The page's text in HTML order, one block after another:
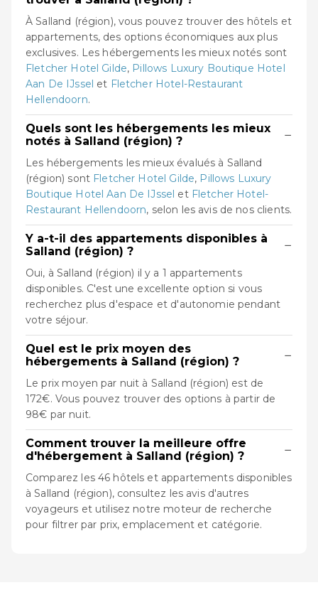
À Salland (région), vous pouvez trouver des hôtels et
appartements, des options économiques aux plus
exclusives. Les hébergements les mieux notés sont
Fletcher Hotel Gilde, Pillows Luxury Boutique Hotel
Aan De IJssel et Fletcher Hotel-Restaurant
Hellendoorn.
Quels sont les hébergements les mieux
notés à Salland (région) ?
−
Les hébergements les mieux évalués à Salland
(région) sont Fletcher Hotel Gilde, Pillows Luxury
Boutique Hotel Aan De IJssel et Fletcher Hotel-
Restaurant Hellendoorn, selon les avis de nos clients.
Y a-t-il des appartements disponibles à
Salland (région) ?
−
Oui, à Salland (région) il y a 1 appartements
disponibles. C'est une excellente option si vous
recherchez plus d'espace et d'autonomie pendant
votre séjour.
Quel est le prix moyen des
hébergements à Salland (région) ?
−
Le prix moyen par nuit à Salland (région) est de
172€. Vous pouvez trouver des options à partir de
98€ par nuit.
Comment trouver la meilleure offre
d'hébergement à Salland (région) ?
−
Comparez les 46 hôtels et appartements disponibles
à Salland (région), consultez les avis d'autres
voyageurs et utilisez notre moteur de recherche
pour filtrer par prix, emplacement et catégorie.